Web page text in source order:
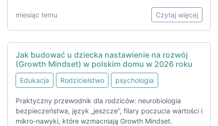
miesiąc temu Czytaj więcej
Jak budować u dziecka nastawienie na rozwój
(Growth Mindset) w polskim domu w 2026 roku
Edukacja Rodzicielstwo psychologia
Praktyczny przewodnik dla rodziców: neurobiologia
bezpieczeństwa, język „jeszcze”, filary poczucia wartości i
mikro-nawyki, które wzmacniają Growth Mindset.